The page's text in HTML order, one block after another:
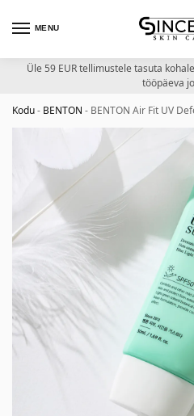
MENU
Üle 59 EUR tellimustele tasuta
tööpäeva
Kodu- BENTON - BENTON Air Fit UV